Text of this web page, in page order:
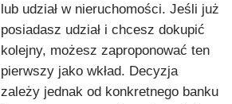
lub udział w nieruchomości. Jeśli już
posiadasz udział i chcesz dokupić
kolejny, możesz zaproponować ten
pierwszy jako wkład. Decyzja
zależy jednak od konkretnego banku